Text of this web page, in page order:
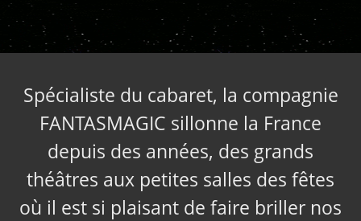
Spécialiste du cabaret, la compagnie
FANTASMAGIC sillonne la France
depuis des années, des grands
théâtres aux petites salles des fêtes
où il est si plaisant de faire briller nos